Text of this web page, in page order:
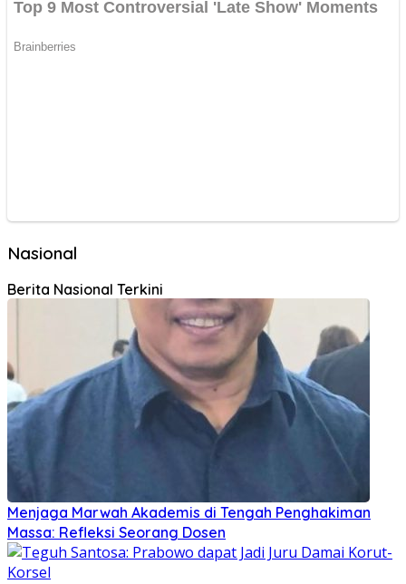
Nasional
Berita Nasional Terkini
Menjaga Marwah Akademis di Tengah Penghakiman
Massa: Refleksi Seorang Dosen